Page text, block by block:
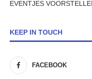
EVENTJES
KEEP IN TOUCH
FACEBOOK